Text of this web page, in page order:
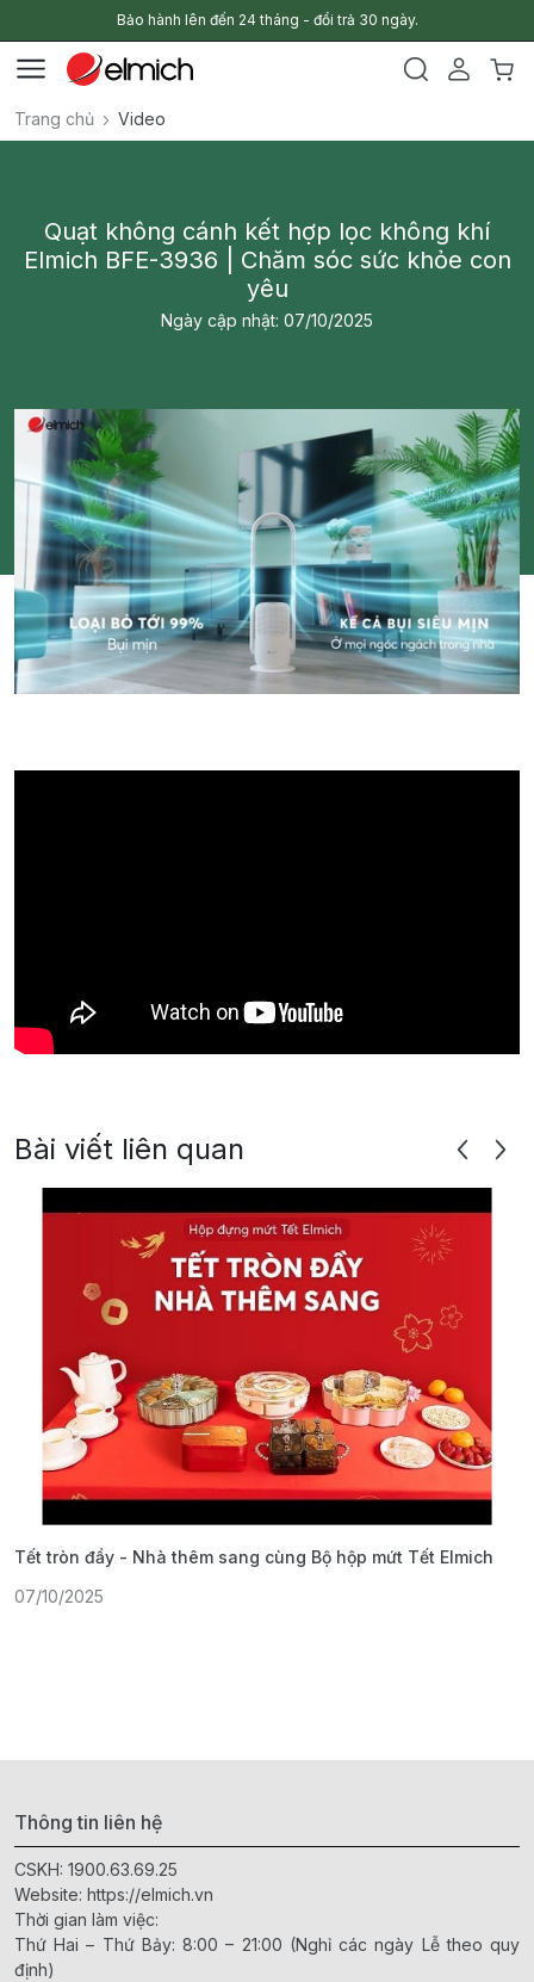
Bảo hành lên đến 24 tháng - đổi trả 30 ngày.
Trang chủ Video
Quạt không cánh kết hợp lọc không khí
Elmich BFE-3936 | Chăm sóc sức khỏe con
yêu
Ngày cập nhật: 07/10/2025
Bài viết liên quan
Tết tròn đầy - Nhà thêm sang cùng Bộ hộp mứt Tết Elmich
07/10/2025
Thông tin liên hệ
CSKH: 1900.63.69.25
Website: https://elmich.vn
Thời gian làm việc:
Thứ Hai – Thứ Bảy: 8:00 – 21:00 (Nghỉ các ngày Lễ theo quy
định)